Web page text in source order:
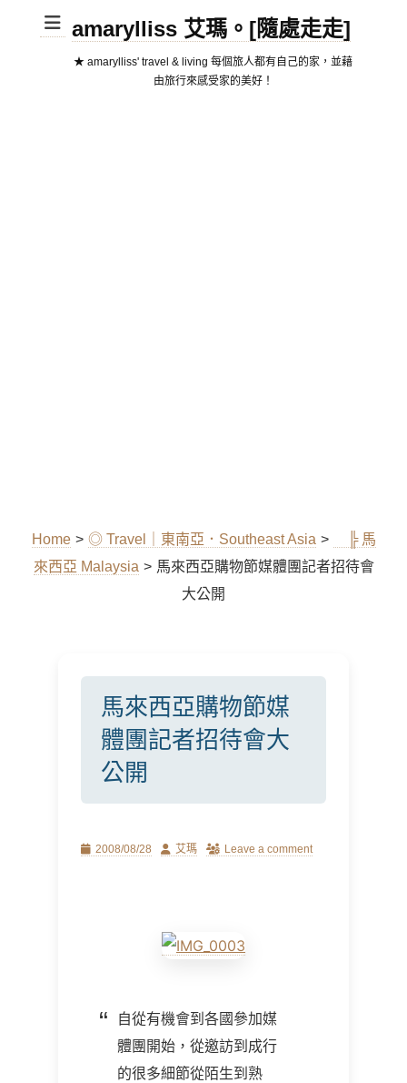
amarylliss 艾瑪。[隨處走走]
★ amarylliss' travel & living 每個旅人都有自己的家，並藉
由旅行來感受家的美好！
Home > ◎ Travel｜東南亞．Southeast Asia >
╠ 馬
來西亞 Malaysia > 馬來西亞購物節媒體團記者招待會
大公開
馬來西亞購物節媒
體團記者招待會大
公開
Posted
2008/08/28 Author
艾瑪 Leave a comment
自從有機會到各國參加媒
體團開始，從邀訪到成行
的很多細節從陌生到熟